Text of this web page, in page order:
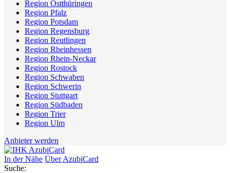
Region Ostthüringen
Region Pfalz
Region Potsdam
Region Regensburg
Region Reutlingen
Region Rheinhessen
Region Rhein-Neckar
Region Rostock
Region Schwaben
Region Schwerin
Region Stuttgart
Region Südbaden
Region Trier
Region Ulm
Anbieter werden
In der Nähe Über AzubiCard
Suche: